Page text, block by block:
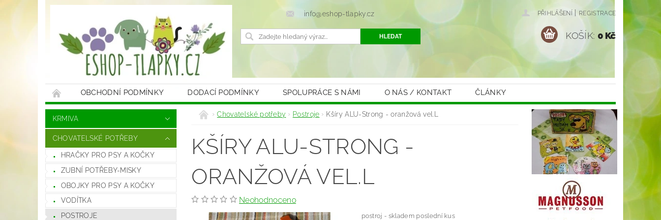
info@eshop-tlapky.cz PŘIHLÁŠENÍ | REGISTRACE
KOŠÍK: 0 Kč
OBCHODNÍ PODMÍNKY DODACÍ PODMÍNKY SPOLUPRÁCE S NÁMI O NÁS / KONTAKT ČLÁNKY
KRMIVA
CHOVATELSKÉ POTŘEBY
HRAČKY PRO PSY A KOČKY
ZUBNÍ POTŘEBY-MISKY
OBOJKY PRO PSY A KOČKY
VODÍTKA
POSTROJE
Chovatelské potřeby Postroje Kšíry ALU-Strong - oranžová vel.L
KŠÍRY ALU-STRONG -
ORANŽOVÁ VEL.L
Neohodnoceno
postroj - skladem poslední kus